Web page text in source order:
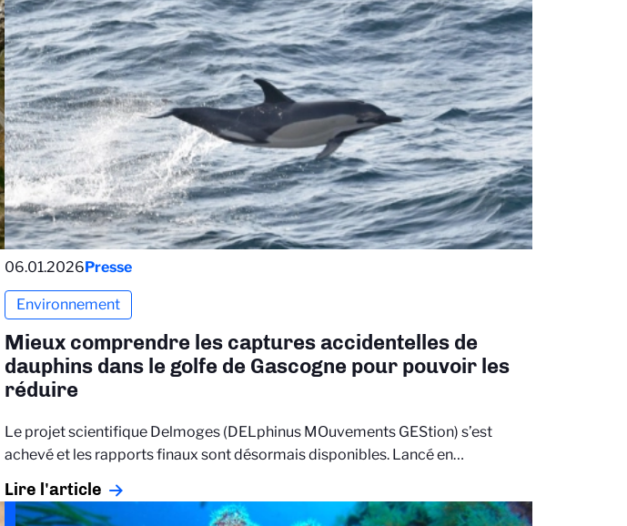
06.01.2026Presse
Environnement
Mieux comprendre les captures accidentelles de
dauphins dans le golfe de Gascogne pour pouvoir les
réduire
Le projet scientifique Delmoges (DELphinus MOuvements GEStion) s’est
achevé et les rapports finaux sont désormais disponibles. Lancé en…
Lire l'article